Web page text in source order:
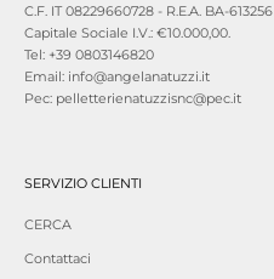
C.F. IT 08229660728 - R.E.A. BA-613256
Capitale Sociale I.V.: €10.000,00.
Tel: +39 0803146820
Email: info@angelanatuzzi.it
Pec: pelletterienatuzzisnc@pec.it
SERVIZIO CLIENTI
CERCA
Contattaci